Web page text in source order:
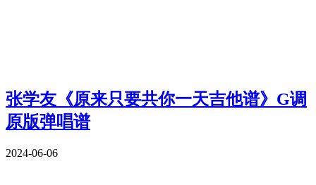
张学友《原来只要共你一天吉他谱》G调
原版弹唱谱
2024-06-06